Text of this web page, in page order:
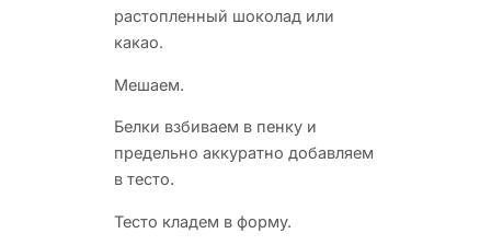
растопленный шоколад или
какао.
Мешаем.
Белки взбиваем в пенку и
предельно аккуратно добавляем
в тесто.
Тесто кладем в форму.